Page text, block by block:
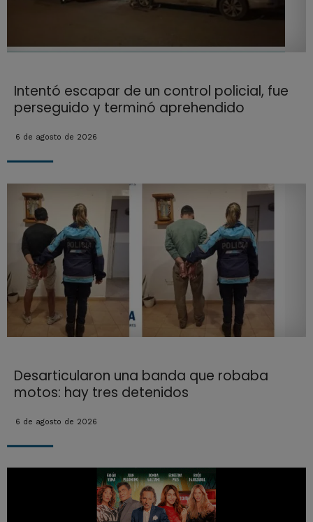
Intentó escapar de un control policial, fue
perseguido y terminó aprehendido
6 de agosto de 2026
Desarticularon una banda que robaba
motos: hay tres detenidos
6 de agosto de 2026